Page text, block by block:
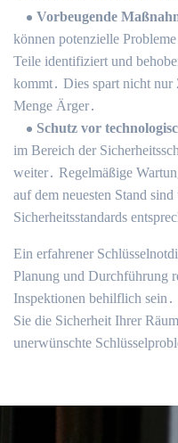
Vorbeugende
können potenzielle
Teile identifiziert und
kommt․ Dies spart nicht nur
Menge Ärger․
Schutz vor
im Bereich der
weiter․ Regelmäßige
auf dem neuesten Stand
Sicherheitsstandards
Ein erfahrener
Planung und Durchführung
Inspektionen behilflich
Sie die Sicherheit Ihrer
unerwünschte